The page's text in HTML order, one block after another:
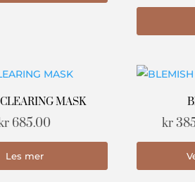
MASK
685.00
Les mer
kr